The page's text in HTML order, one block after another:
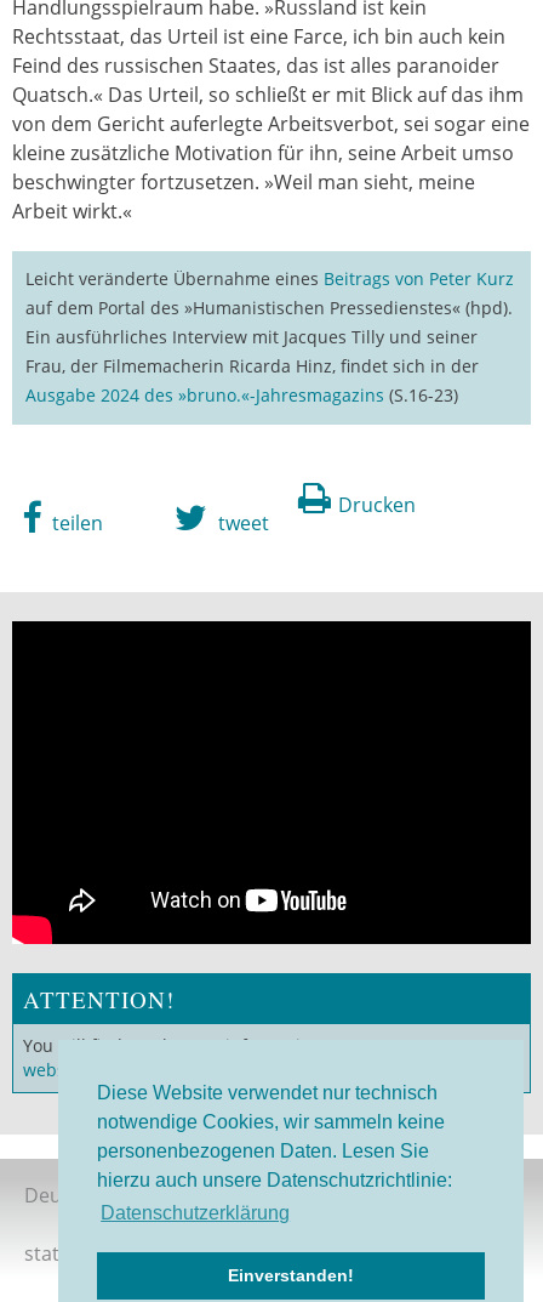
Diese Website verwendet nur technisch
notwendige Cookies, wir sammeln keine
personenbezogenen Daten. Lesen Sie
hierzu auch unsere Datenschutzrichtlinie:
Datenschutzerklärung
Einverstanden!
Handlungsspielraum habe. »Russland ist kein
Rechtsstaat, das Urteil ist eine Farce, ich bin auch kein
Feind des russischen Staates, das ist alles paranoider
Quatsch.« Das Urteil, so schließt er mit Blick auf das ihm
von dem Gericht auferlegte Arbeitsverbot, sei sogar eine
kleine zusätzliche Motivation für ihn, seine Arbeit umso
beschwingter fortzusetzen. »Weil man sieht, meine
Arbeit wirkt.«
Leicht veränderte Übernahme eines Beitrags von Peter Kurz
auf dem Portal des »Humanistischen Pressedienstes« (hpd).
Ein ausführliches Interview mit Jacques Tilly und seiner
Frau, der Filmemacherin Ricarda Hinz, findet sich in der
Ausgabe 2024 des »bruno.«-Jahresmagazins (S.16-23)
Drucken
teilen tweet
ATTENTION!
You will find much more information on our
website
Deutsche Version
status 08/2026